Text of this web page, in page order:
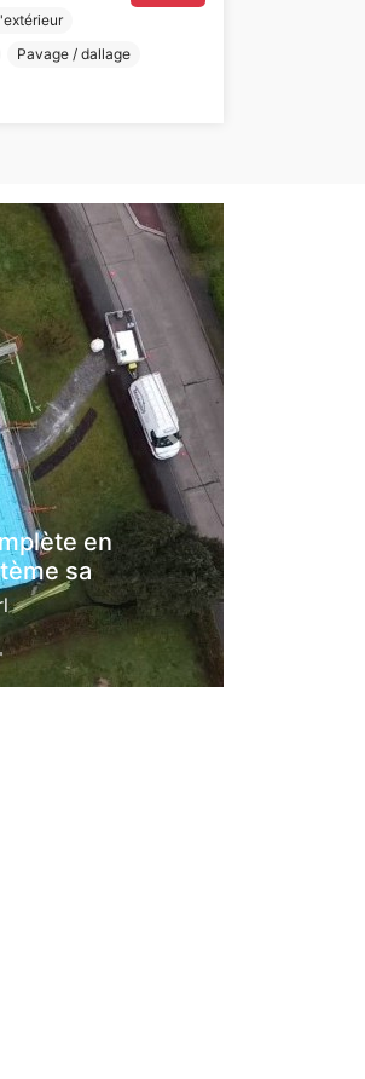
Pavage / dallage
de hourdis à l'étage lors de la
d'une maison unifami
par Construction Legrand sprl
Next